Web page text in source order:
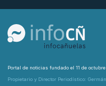
Portal de noticias fundado el 11 de octubre
Propietario y Director Periodístico: